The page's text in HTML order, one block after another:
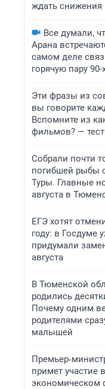
ждать снижения
Все думали,
Арана
самом деле
горячую пару 90-
Эти фразы из
вы говорите
Вспомните из
фильмов? — тест
Собрали почти
погибшей рыбы
Туры. Главные
августа в
ЕГЭ хотят
году: в Госдуме
придумали
августа
В Тюменской
родились
Почему одним
родителями
малышей
примет участие в
экономическом